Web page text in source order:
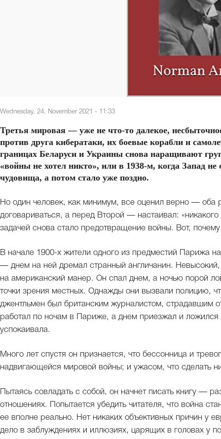
Wednesday, 24. November 2021 - 11:33
Третья мировая — уже не что-то далекое,
против друга кибератаки, их боевые корабли и
границах Беларуси и Украины снова наращивают
«войны не хотел никто», или в 1938-м, когда Запад не
чудовища, а потом стало уже поздно.
Но один человек, как минимум, все оценил верно —
договариваться, а перед Второй — настаивал:
задачей снова стало предотвращение войны. Вот,
В начале 1900-х жители одного из предместий Парижа
— днем на ней дремал странный англичанин.
на американский манер. Он спал днем, а ночью порой
точки зрения местных. Однажды они вызвали полицию,
джентльмен был британским журналистом, страдавшим
работал по ночам в Париже, а днем приезжал и ложился
успокаивала.
Много лет спустя он признается, что бессонница и
надвигающейся мировой войны; и ужасом, что сделать
Пытаясь совладать с собой, он начнет писать книгу —
отношениях. Попытается убедить читателя, что война
ее вполне реально. Нет никаких объективных причин у
дело в заблуждениях и иллюзиях, царящих в головах у